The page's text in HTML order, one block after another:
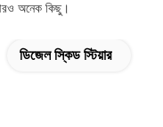
আরও অনেক কিছু।
ডিজেল স্কিড স্টিয়ার